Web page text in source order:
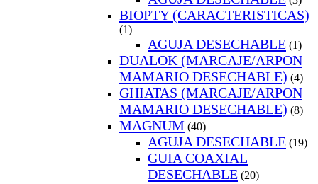
BIOPTY (CARACTERISTICAS)
(1)
AGUJA DESECHABLE (1)
DUALOK (MARCAJE/ARPON
MAMARIO DESECHABLE) (4)
GHIATAS (MARCAJE/ARPON
MAMARIO DESECHABLE) (8)
MAGNUM (40)
AGUJA DESECHABLE (19)
GUIA COAXIAL
DESECHABLE (20)